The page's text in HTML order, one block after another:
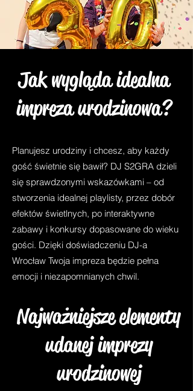
Jak wygląda idealna
impreza urodzinowa?
Planujesz urodziny i chcesz, aby każdy
gość świetnie się bawił? DJ S2GRA dzieli
się sprawdzonymi wskazówkami – od
stworzenia idealnej playlisty, przez dobór
efektów świetlnych, po interaktywne
zabawy i konkursy dopasowane do wieku
gości. Dzięki doświadczeniu DJ-a
Wrocław Twoja impreza będzie pełna
emocji i niezapomnianych chwil.
Najważniejsze elementy
udanej imprezy
urodzinowej